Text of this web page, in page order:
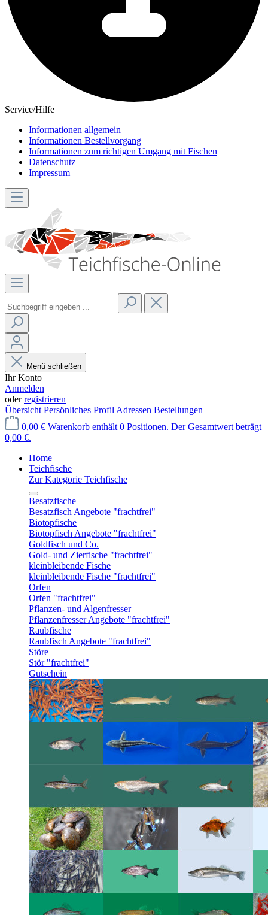
Service/Hilfe
Informationen allgemein
Informationen Bestellvorgang
Informationen zum richtigen Umgang mit Fischen
Datenschutz
Impressum
Menü schließen
Ihr Konto
Anmelden
oderregistrieren
Übersicht Persönliches Profil Adressen Bestellungen
0,00 € Warenkorb enthält 0 Positionen. Der Gesamtwert beträgt
0,00 €.
Home
Teichfische
Zur Kategorie Teichfische
Besatzfische
Besatzfisch Angebote "frachtfrei"
Biotopfische
Biotopfisch Angebote "frachtfrei"
Goldfisch und Co.
Gold- und Zierfische "frachtfrei"
kleinbleibende Fische
kleinbleibende Fische "frachtfrei"
Orfen
Orfen "frachtfrei"
Pflanzen- und Algenfresser
Pflanzenfresser Angebote "frachtfrei"
Raubfische
Raubfisch Angebote "frachtfrei"
Störe
Stör "frachtfrei"
Gutschein